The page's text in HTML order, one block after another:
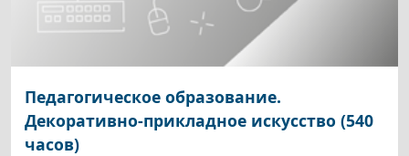
Педагогическое образование.
Декоративно-прикладное искусство (540
часов)